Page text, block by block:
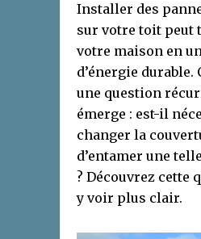
Installer des
sur votre toit peut
votre maison en
d’énergie durable.
une question
émerge : est-il
changer la
d’entamer une
? Découvrez cette
y voir plus clair.